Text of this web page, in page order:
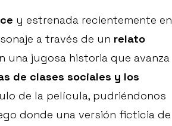
y estrenada recientemente en
a través de un relato
una jugosa historia que avanza
de clases sociales y los
de la película, pudriéndonos
donde una versión ficticia de